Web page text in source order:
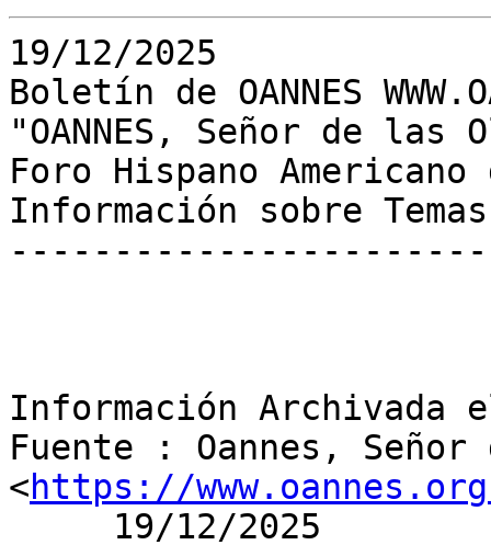
19/12/2025
Boletín de OANNES
"OANNES, Señor de las
Foro Hispano
Información sobre
Información Archivada
Fuente : Oannes,
<https://